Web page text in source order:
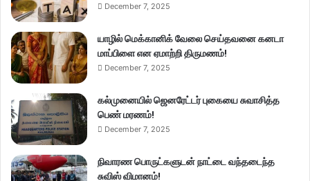
December 7, 2025
யாழில் மெக்கானிக் வேலை செய்தவனை கனடா
மாப்பிளை என ஏமாற்றி திருமணம்!
December 7, 2025
கல்முனையில் ஜெனரேட்டர் புகையை சுவாசித்த
பெண் மரணம்!
December 7, 2025
நிவாரண பொருட்களுடன் நாட்டை வந்தடைந்த
சுவிஸ் விமானம்!